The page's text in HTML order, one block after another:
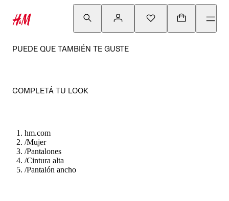
PUEDE QUE TAMBIÉN TE GUSTE
COMPLETÁ TU LOOK
hm.com
/Mujer
/Pantalones
/Cintura alta
/Pantalón ancho